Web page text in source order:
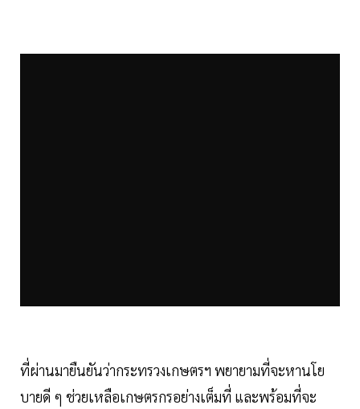
ที่ผ่านมายืนยันว่ากระทรวงเกษตรฯ พยายามที่จะหานโย
บายดี ๆ ช่วยเหลือเกษตรกรอย่างเต็มที่ และพร้อมที่จะ